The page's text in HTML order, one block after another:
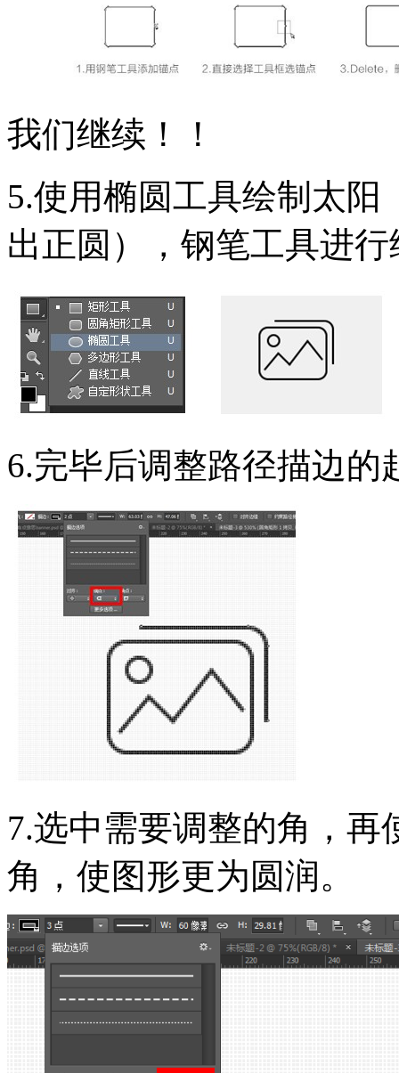
我们继续！！
5.使用椭圆工具绘制太阳
出正圆），钢笔工具进
6.完毕后调整路径描边
7.选中需要调整的角，
角，使图形更为圆润。